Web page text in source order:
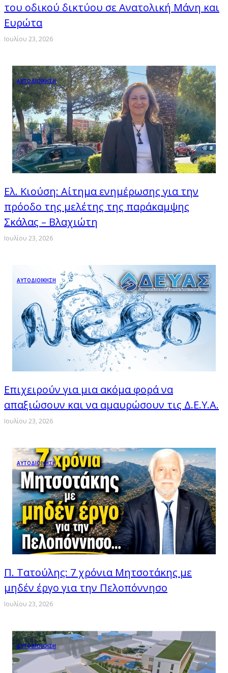
του οδικού δικτύου σε Ανατολική Μάνη και
Ευρώτα
Ιουλίου 23, 2026
ΑΥΤΟΔΙΟΙΚΗΣΗ
Ελ. Κιούση: Αίτημα ενημέρωσης για την
πρόοδο της μελέτης της παράκαμψης
Σκάλας – Βλαχιώτη
Ιουλίου 23, 2026
ΑΥΤΟΔΙΟΙΚΗΣΗ
Επιχειρούν για μια ακόμα φορά να
απαξιώσουν και να αμαυρώσουν τις Δ.Ε.Υ.Α.
Ιουλίου 23, 2026
ΑΥΤΟΔΙΟΙΚΗΣΗ
Π. Τατούλης: 7 χρόνια Μητσοτάκης με
μηδέν έργο για την Πελοπόννησο
Ιουλίου 23, 2026
ΑΥΤΟΔΙΟΙΚΗΣΗ